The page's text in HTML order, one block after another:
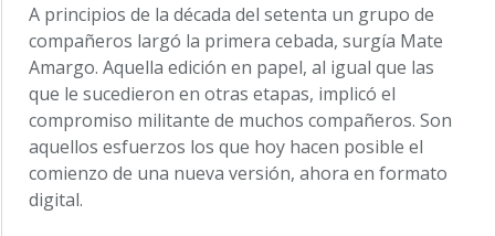
A principios de la década del setenta un grupo de
compañeros largó la primera cebada, surgía Mate
Amargo. Aquella edición en papel, al igual que las
que le sucedieron en otras etapas, implicó el
compromiso militante de muchos compañeros. Son
aquellos esfuerzos los que hoy hacen posible el
comienzo de una nueva versión, ahora en formato
digital.